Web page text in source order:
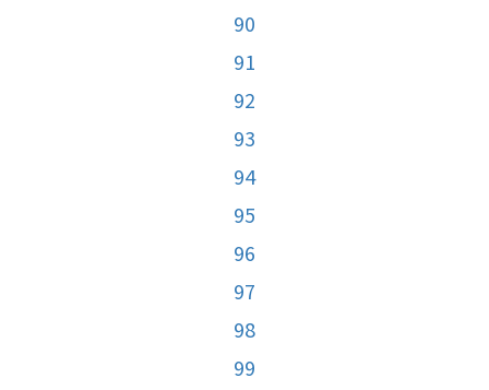
90
91
92
93
94
95
96
97
98
99